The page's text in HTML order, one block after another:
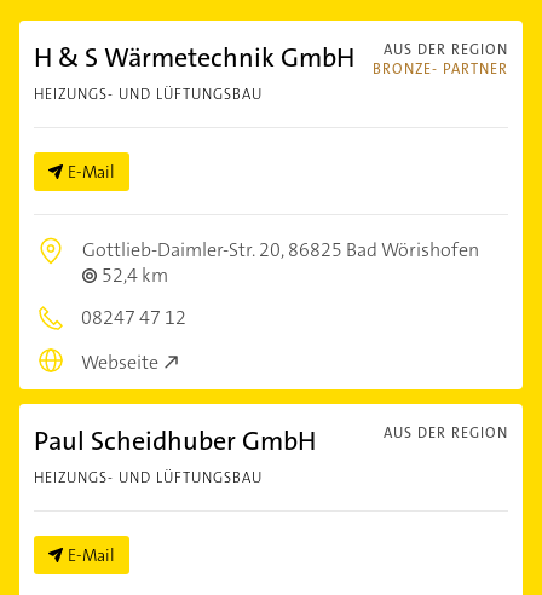
AUS DER REGION
BRONZE- PARTNER
H & S Wärmetechnik GmbH
HEIZUNGS- UND LÜFTUNGSBAU
E-Mail
Gottlieb-Daimler-Str. 20,86825 Bad Wörishofen
52,4 km
08247 47 12
Webseite
AUS DER REGION
Paul Scheidhuber GmbH
HEIZUNGS- UND LÜFTUNGSBAU
E-Mail